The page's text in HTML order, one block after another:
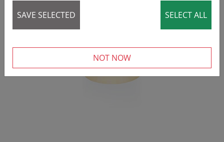
SAVE SELECTED SELECT ALL
NOT NOW